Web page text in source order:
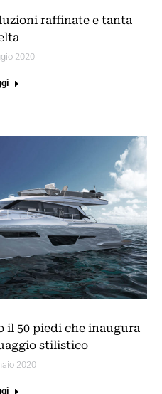
raffinate e tanta
2020
il 50 piedi che inaugura
stilistico
2020